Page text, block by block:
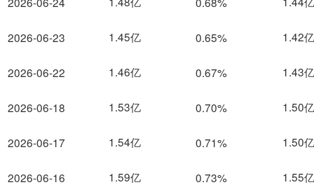
2026-06-23
2026-06-22
2026-06-18
2026-06-17
2026-06-16
1.45亿 0.65% 1.42亿
1.46亿 0.67% 1.43亿
1.53亿 0.70% 1.50亿
1.54亿 0.71% 1.50亿
1.59亿 0.73% 1.55亿